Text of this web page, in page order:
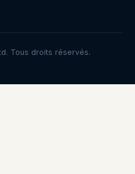
Tous droits réservés.